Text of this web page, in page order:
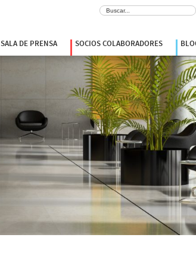
Buscar:
SALA DE PRENSA SOCIOS COLABORADORES